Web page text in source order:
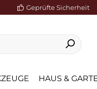
Geprüfte Sicherheit
HAUS &